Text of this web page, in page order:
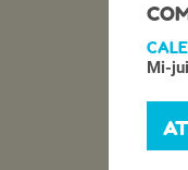
Mi-